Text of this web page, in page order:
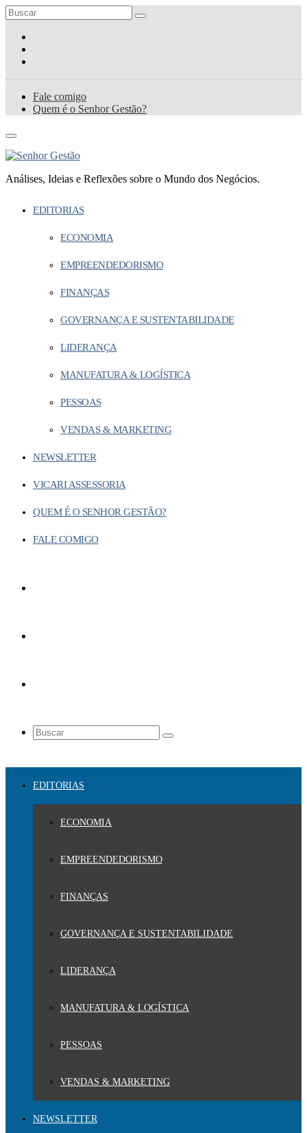
Fale comigo
Quem é o Senhor Gestão?
Análises, Ideias e Reflexões sobre o Mundo dos Negócios.
EDITORIAS
ECONOMIA
EMPREENDEDORISMO
FINANÇAS
GOVERNANÇA E SUSTENTABILIDADE
LIDERANÇA
MANUFATURA & LOGÍSTICA
PESSOAS
VENDAS & MARKETING
NEWSLETTER
VICARI ASSESSORIA
QUEM É O SENHOR GESTÃO?
FALE COMIGO
EDITORIAS
ECONOMIA
EMPREENDEDORISMO
FINANÇAS
GOVERNANÇA E SUSTENTABILIDADE
LIDERANÇA
MANUFATURA & LOGÍSTICA
PESSOAS
VENDAS & MARKETING
NEWSLETTER